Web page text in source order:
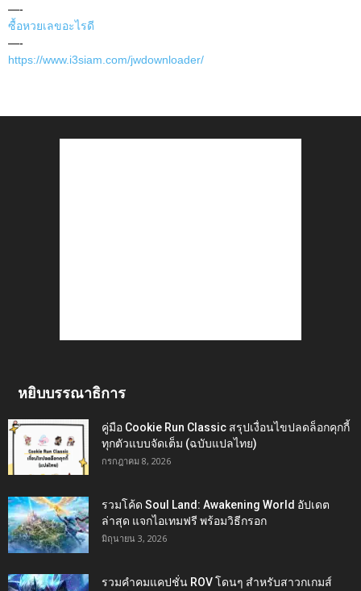
—-
ซื้อหวยเลขอะไรดี
—-
https://www.i3siam.com/jwdownloader/
หยิบบรรณาธิการ
คู่มือ Cookie Run Classic สรุปเงื่อนไขปลดล็อกคุกกี้
ทุกตัวแบบจัดเต็ม (ฉบับแปลไทย)
กรกฎาคม 8, 2026
รวมโค้ด Soul Land: Awakening World อัปเดต
ล่าสุด แจกไอเทมฟรี พร้อมวิธีกรอก
มิถุนายน 3, 2026
รวมคำคมแคปชั่น ROV โดนๆ สำหรับสาวกเกมส์